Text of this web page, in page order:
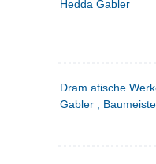
Hedda Gabler
Dram atische
Gabler ;